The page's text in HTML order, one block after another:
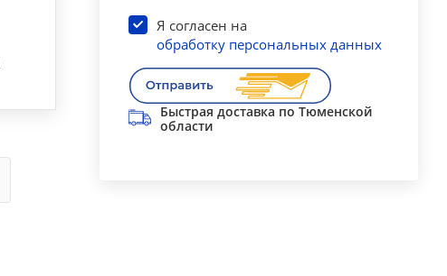
Я согласен на
обработку персональных данных
Быстрая доставка по Тюменской
области